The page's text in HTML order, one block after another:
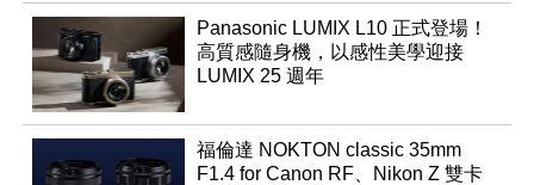
Panasonic LUMIX L10 正式登場！
高質感隨身機，以感性美學迎接
LUMIX 25 週年
福倫達 NOKTON classic 35mm
F1.4 for Canon RF、Nikon Z 雙卡